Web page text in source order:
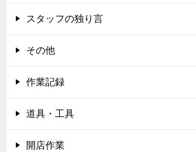
スタッフの独り言
その他
作業記録
道具・工具
開店作業